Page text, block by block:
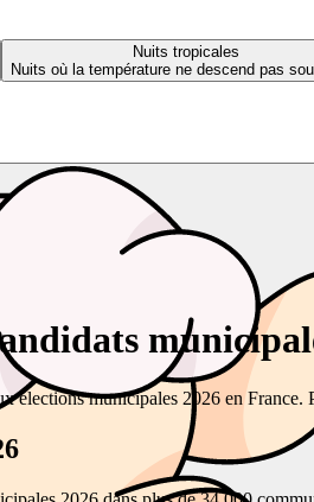
Nuits tropicales
Nuits où la température ne descend pas
élections municipales 2026 en